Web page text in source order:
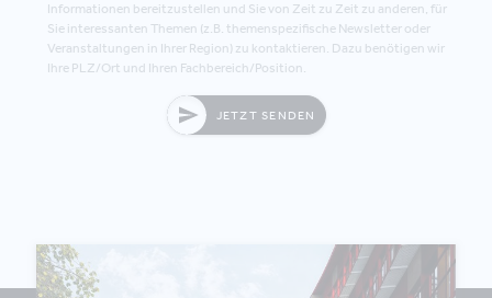
Informationen bereitzustellen und Sie von Zeit zu Zeit zu anderen, für
Sie interessanten Themen (z.B. themenspezifische Newsletter oder
Veranstaltungen in Ihrer Region) zu kontaktieren. Dazu benötigen wir
Ihre PLZ/Ort und Ihren Fachbereich/Position.
JETZT SENDEN